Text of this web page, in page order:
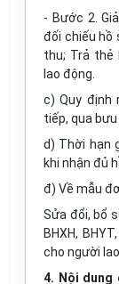
- Bước 2.
đối chiếu hồ
thu; Trả thẻ
lao động.
c) Quy định
tiếp, qua
d) Thời hạn
khi nhận đủ
đ) Về mẫu
Sửa đổi, bổ
BHXH,
cho người
4. Nội dung